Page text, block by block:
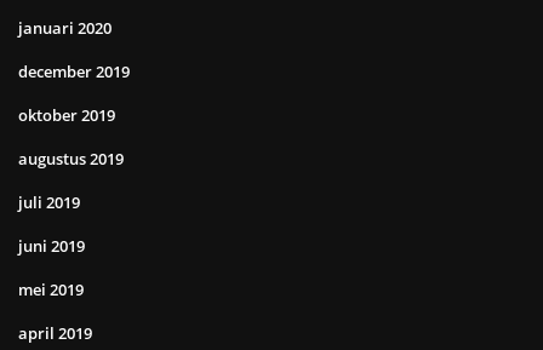
januari 2020
december 2019
oktober 2019
augustus 2019
juli 2019
juni 2019
mei 2019
april 2019